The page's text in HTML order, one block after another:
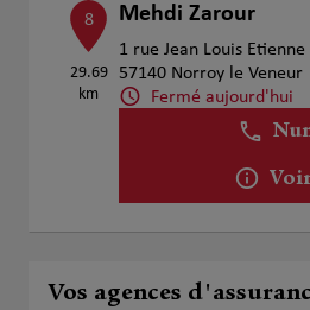
8
29.69
km
Mehdi Zarour
1 rue Jean Louis Etienne
57140 Norroy le Veneur
Fermé aujourd'hui
Vos agences